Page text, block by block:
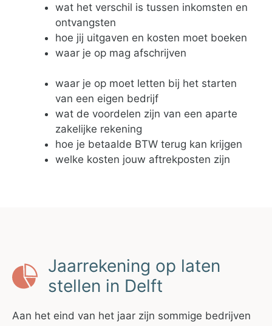
wat het verschil is tussen inkomsten en
ontvangsten
hoe jij uitgaven en kosten moet boeken
waar je op mag afschrijven
waar je op moet letten bij het starten
van een eigen bedrijf
wat de voordelen zijn van een aparte
zakelijke rekening
hoe je betaalde BTW terug kan krijgen
welke kosten jouw aftrekposten zijn
Jaarrekening op laten
stellen in Delft
Aan het eind van het jaar zijn sommige bedrijven